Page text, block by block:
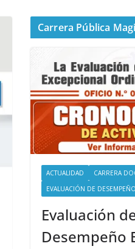
Carrera Pública
ACTUALIDAD CARRERA
EVALUACIÓN DE DESEMPEÑO
Evaluación
Desempeño